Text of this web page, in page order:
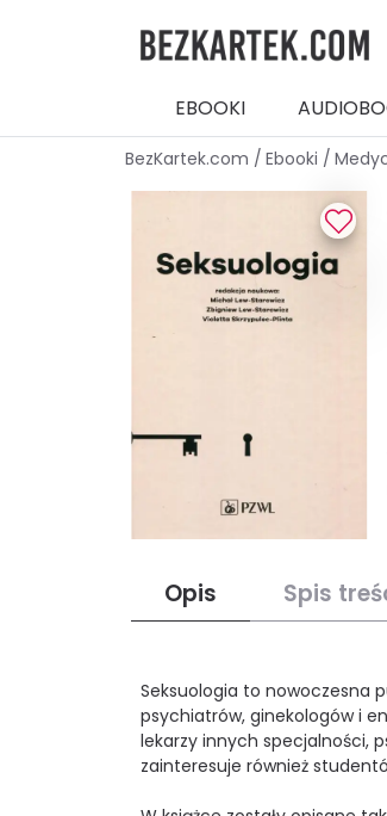
EBOOKI
BezKartek.com / Ebooki /
Opis Spis
Seksuologia to nowoczesna
psychiatrów, ginekologów i
lekarzy innych specjalności,
zainteresuje również